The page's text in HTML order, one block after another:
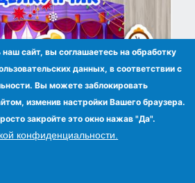
сайт, вы соглашаетесь на обработку
данных, в соответствии с
Вы можете заблокировать
изменив настройки Вашего браузера.
закройте это окно нажав "Да".
конфиденциальности.